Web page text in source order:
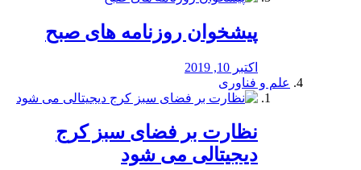
پیشخوان روزنامه های صبح
اکتبر 10, 2019
علم و فناوری
نظارت بر فضای سبز کرج
دیجیتالی می شود